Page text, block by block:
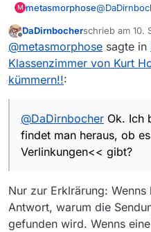
- und das
M metasmorphose@
Offline
DaDirnbocherschrieb am 10.
zuletzt editiert
@metasmorphose sagte in
Klassenzimmer von Kurt
kümmern!!:
@DaDirnbocher Ok. Ich
findet man heraus, ob
Verlinkungen<< gibt?
Nur zur Erklrärung:
Antwort, warum die
gefunden wird. Wenns